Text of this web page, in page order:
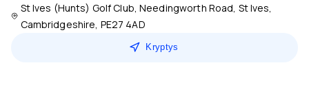
St Ives (Hunts) Golf Club, Needingworth Road, St Ives,
Cambridgeshire, PE27 4AD
Kryptys